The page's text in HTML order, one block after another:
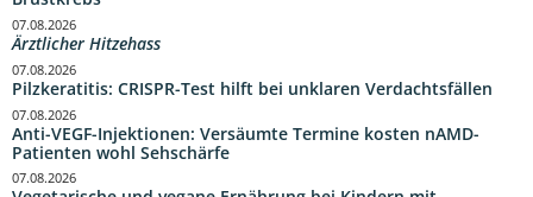
Ärztlicher Hitzehass
07.08.2026
Pilzkeratitis: CRISPR-Test hilft bei unklaren Verdachtsfällen
07.08.2026
Anti-VEGF-Injektionen: Versäumte Termine kosten nAMD-
Patienten wohl Sehschärfe
07.08.2026
07.08.2026